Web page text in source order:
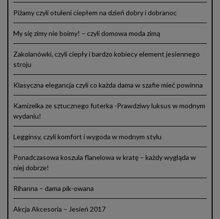
Piżamy czyli otuleni ciepłem na dzień dobry i dobranoc
My się zimy nie boimy! – czyli domowa moda zimą
Zakolanówki, czyli ciepły i bardzo kobiecy element jesiennego
stroju
Klasyczna elegancja czyli co każda dama w szafie mieć powinna
Kamizelka ze sztucznego futerka -Prawdziwy luksus w modnym
wydaniu!
Legginsy, czyli komfort i wygoda w modnym stylu
Ponadczasowa koszula flanelowa w kratę – każdy wygląda w
niej dobrze!
Rihanna – dama pik-owana
Akcja Akcesoria – Jesień 2017